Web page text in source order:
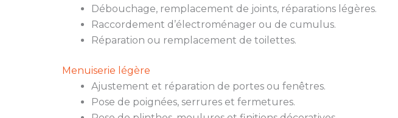
Débouchage, remplacement de joints, réparations légères.
Raccordement d’électroménager ou de cumulus.
Réparation ou remplacement de toilettes.
Menuiserie légère
Ajustement et réparation de portes ou fenêtres.
Pose de poignées, serrures et fermetures.